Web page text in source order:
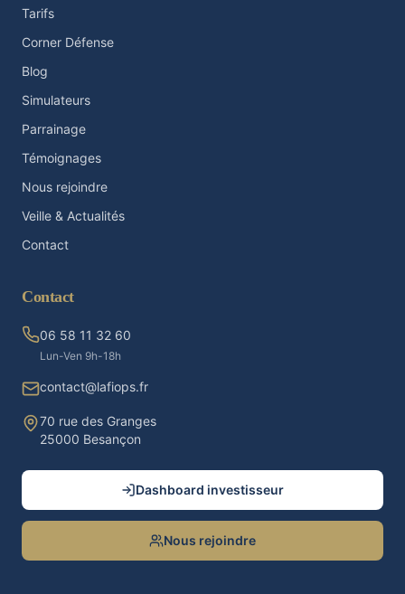
Tarifs
Corner Défense
Blog
Simulateurs
Parrainage
Témoignages
Nous rejoindre
Veille & Actualités
Contact
Contact
06 58 11 32 60
Lun-Ven 9h-18h
contact@lafiops.fr
70 rue des Granges
25000 Besançon
Dashboard investisseur
Nous rejoindre